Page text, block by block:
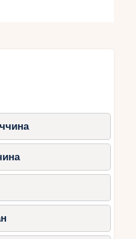
ніж
+25…+27°C
пляжного